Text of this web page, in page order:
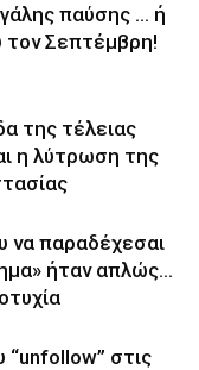
παύσης … ή
τον Σεπτέμβρη!
της τέλειας
η λύτρωση της
να παραδέχεσαι
ήταν απλώς…
στις